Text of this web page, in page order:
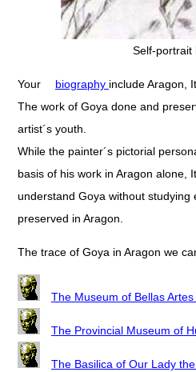
Self-portrait
Your biography include Aragon,
The work of Goya done and
artist´s youth.
While the painter´s pictorial
basis of his work in Aragon alone,
understand Goya without studying
preserved in Aragon.
The trace of Goya in Aragon we
The Museum of Bellas
The Provincial Museum of
The Basilica of Our Lady